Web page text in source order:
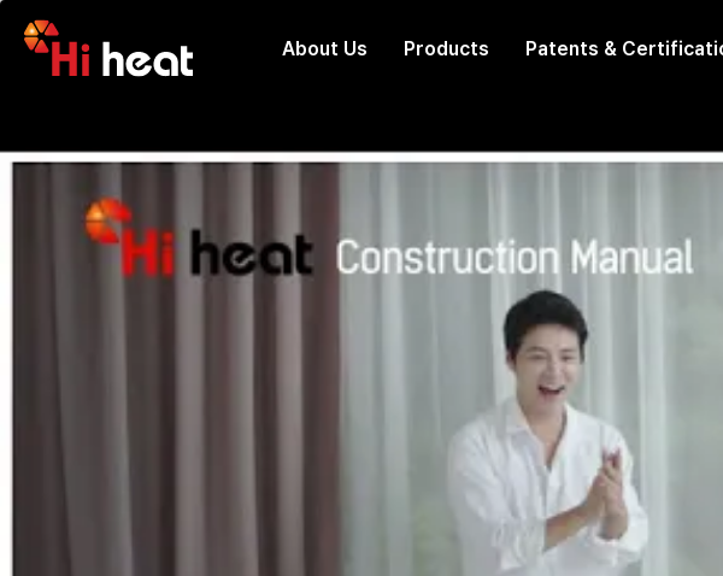
About Us Products Patents &